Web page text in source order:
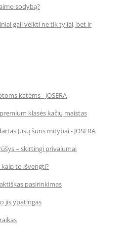
sodybą?
gali veikti ne tik tyliai, bet ir
katėms - JOSERA
klasės kačių maistas
Jūsų šuns mitybai - JOSERA
– skirtingi privalumai
to išvengti?
pasirinkimas
jis ypatingas